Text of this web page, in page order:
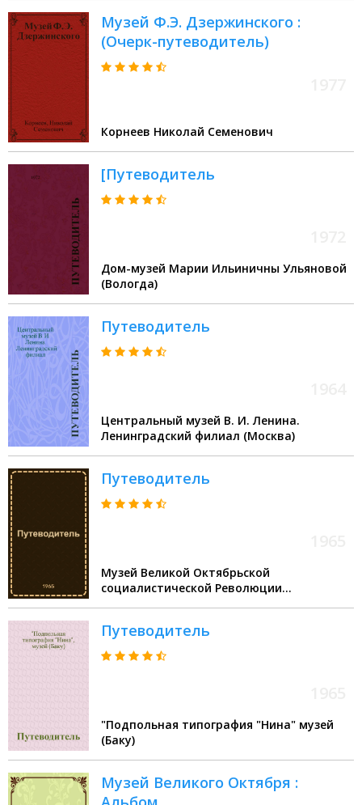
Музей Ф.Э. Дзержинского :
(Очерк-путеводитель)
Корнеев Николай Семенович
[Путеводитель
Дом-музей Марии Ильиничны Ульяновой
(Вологда)
Путеводитель
Центральный музей В. И. Ленина.
Ленинградский филиал (Москва)
Путеводитель
Музей Великой Октябрьской
социалистической Революции
Путеводитель
"Подпольная типография "Нина" музей
(Баку)
Музей Великого Октября :